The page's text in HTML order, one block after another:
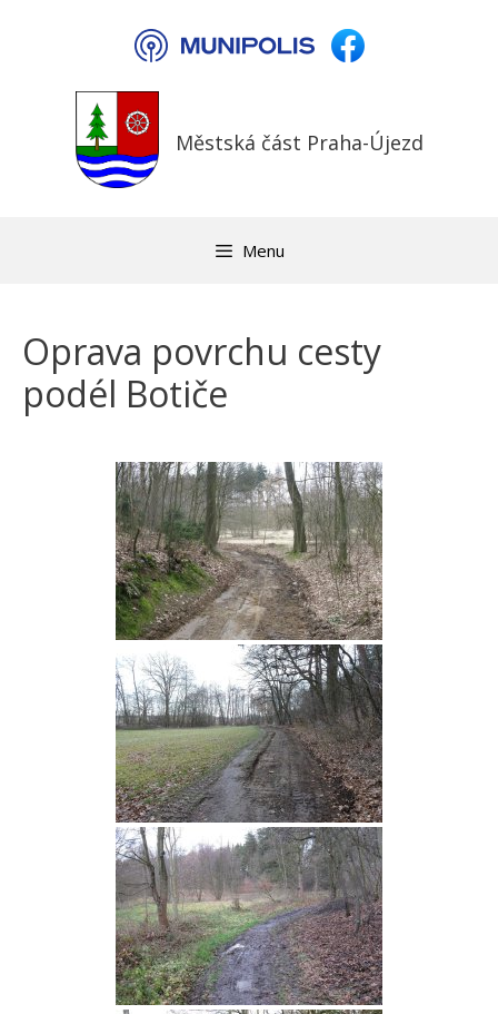
Městská část Praha-Újezd
Menu
Oprava povrchu cesty
podél Botiče